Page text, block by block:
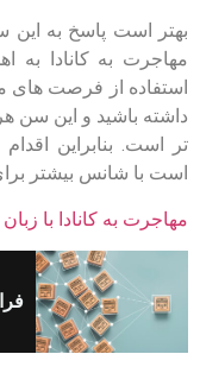
بهتر است پاسخ به این
مهاجرت به کانادا به
استفاده از فرصت های
داشته باشید و این سن
تر است. بنابراین
است با شانس بیشتر
مهاجرت به کانادا با